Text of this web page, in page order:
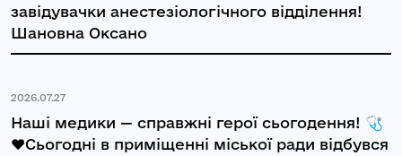
завідувачки анестезіологічного відділення!
Шановна Оксано
2026.07.27
Наші медики — справжні герої сьогодення! 🩺
❤️Сьогодні в приміщенні міської ради відбувся